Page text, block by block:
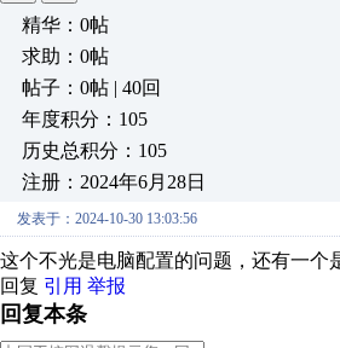
精华：0帖
求助：0帖
帖子：0帖 | 40回
年度积分：105
历史总积分：105
注册：2024年6月28日
发表于：2024-10-30 13:03:56
这个不光是电脑配置的问题，还有一个
回复 引用 举报
回复本条